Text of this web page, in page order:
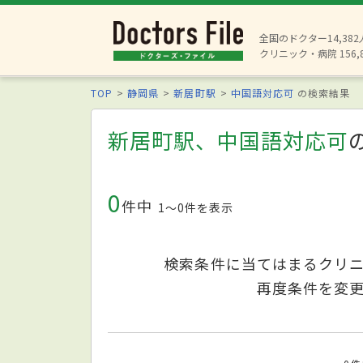
全国のドクター14,382
クリニック・病院
TOP 静岡県 新居町駅 中国語対応可 の検索結果
新居町駅、中国語対応可
0件中 1〜0件を表示
検索条件に当てはまるクリ
再度条件を変